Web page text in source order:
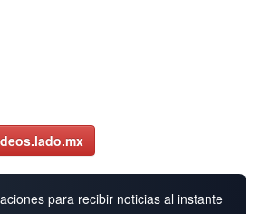
para recibir noticias al instante